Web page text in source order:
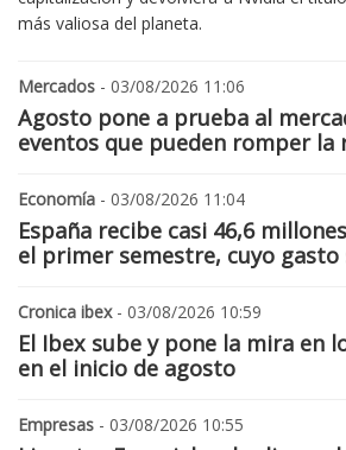
más valiosa del planeta.
Mercados - 03/08/2026 11:06
Agosto pone a prueba al
eventos que pueden romper la
Economía - 03/08/2026 11:04
España recibe casi 46,6
el primer semestre, cuyo gasto
Cronica ibex- 03/08/2026 10:59
El Ibex sube y pone la mira en
en el inicio de agosto
Empresas - 03/08/2026 10:55